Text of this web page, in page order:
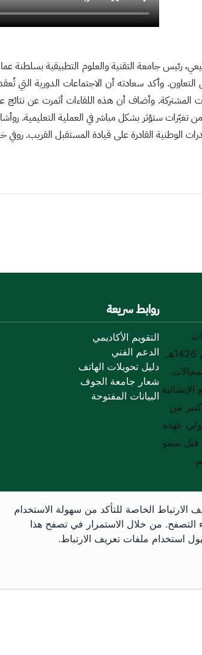
رئيس جامعة التقنية والعلوم التطبيقية
وأكد سعادته أن الاجتماعات الدورية التي
المشتركة. وأضاف أن هذه اللقاءات أثمرت عن نتائج
تغيّرات ستؤثر بشكل مباشر في العملية التعليمية.
الوطنية القادرة على قيادة المستقبل القريب.
والنجاحات منذ إنشائها في أواسط العام 1426هـ
من
عهده
قبل سمو
روابط سريعة
التقويم الأكاديمي
الدعم الفني
دليل تحويلات الهاتف
شعار جامعة الجوف
البيانات المفتوحة
لجامعة الجوف
الارتباط الخاصة للتأكد من سهولة الاستخدام
التصفح. من خلال الاستمرار في تصفح هذا
استخدام ملفات تعريف الارتباط.